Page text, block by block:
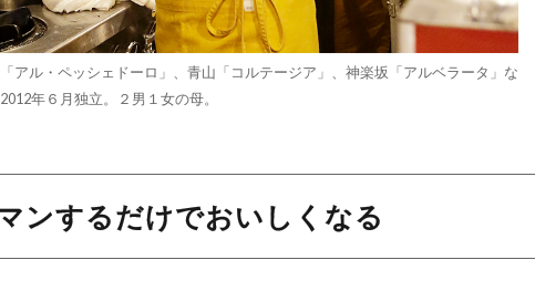
アル・ペッシェドーロ」、青山「コルテージア」、神楽坂「アルベラータ」な
年６月独立。２男１女の母。
ンするだけでおいしくなる